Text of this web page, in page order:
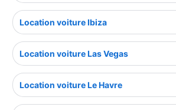
Location voiture Ibiza
Location voiture Las Vegas
Location voiture Le Havre